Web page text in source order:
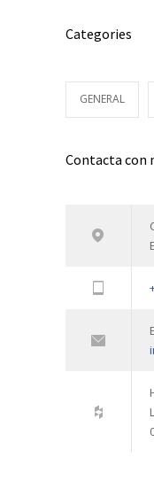
Categories
GENERAL
Contacta con